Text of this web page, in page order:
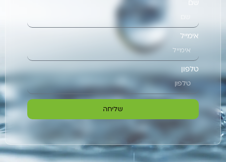
אימייל
טלפון
שליחה